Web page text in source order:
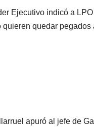
Ejecutivo indicó a
quedar
apuró al jefe de